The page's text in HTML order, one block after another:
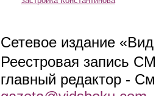
Сетевое издание
Реестровая запись
главный редактор -